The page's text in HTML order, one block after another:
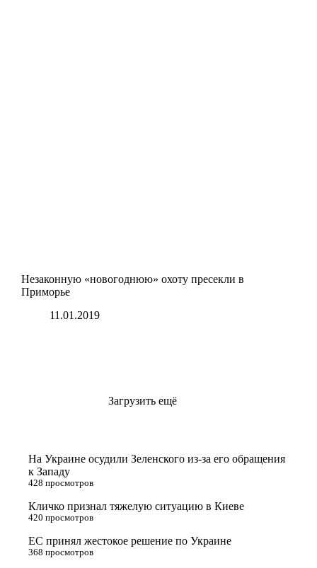
Незаконную «новогоднюю» охоту пресекли в
Приморье
11.01.2019
Загрузить ещё
На Украине осудили Зеленского из-за его обращения
к Западу
428 просмотров
Кличко признал тяжелую ситуацию в Киеве
420 просмотров
ЕС принял жестокое решение по Украине
368 просмотров